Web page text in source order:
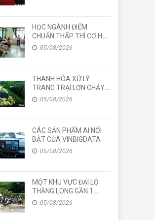
HỌC NGÀNH ĐIỂM
CHUẨN THẤP THÌ CƠ HỘI
VIỆC LÀM NHƯ THẾ
05/08/2026
THANH HÓA XỬ LÝ
TRANG TRẠI LỢN CHẢY
NƯỚC ĐEN VỀ PHÍA TỈNH
05/08/2026
CÁC SẢN PHẨM AI NỔI
BẬT CỦA VINBIGDATA
05/08/2026
MỘT KHU VỰC ĐẠI LỘ
THĂNG LONG GẦN 1
TUẦN VẪN NGẬP SÂU
05/08/2026